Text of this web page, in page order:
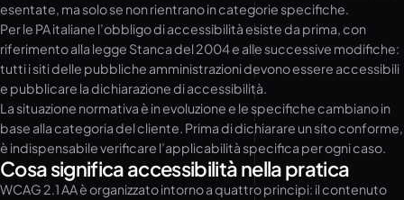
esentate, ma solo se non rientrano in categorie specifiche.
Per le PA italiane l’obbligo di accessibilità esiste da prima, con
riferimento alla legge Stanca del 2004 e alle successive modifiche:
tutti i siti delle pubbliche amministrazioni devono essere accessibili
e pubblicare la dichiarazione di accessibilità.
La situazione normativa è in evoluzione e le specifiche cambiano in
base alla categoria del cliente. Prima di dichiarare un sito conforme,
è indispensabile verificare l’applicabilità specifica per ogni caso.
Cosa significa accessibilità nella pratica
WCAG 2.1 AA è organizzato intorno a quattro principi: il contenuto